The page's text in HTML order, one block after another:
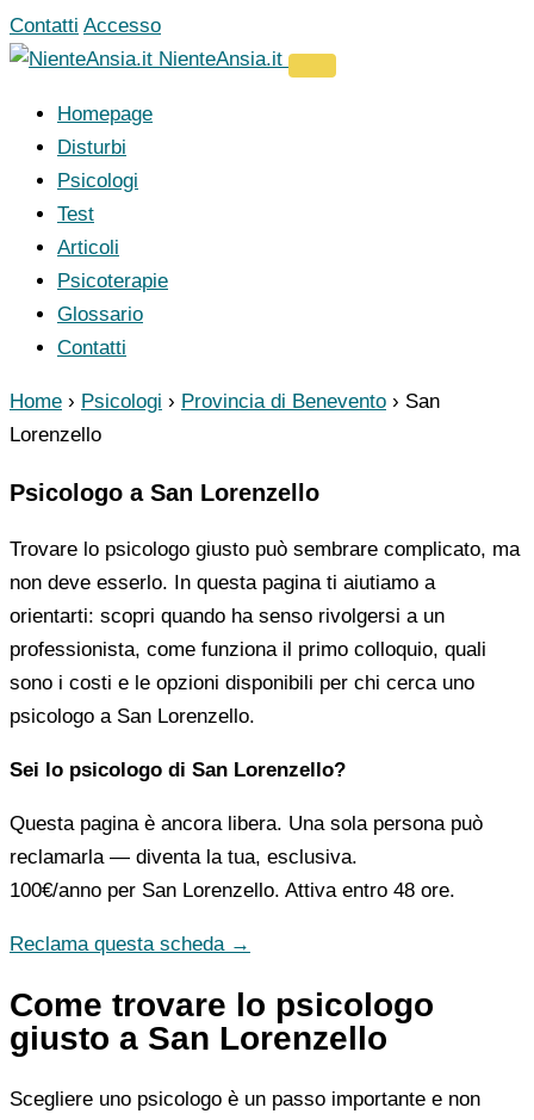
Vai
al
Contatti Accesso
NienteAnsia.it
Homepage
Disturbi
Psicologi
Test
Articoli
Psicoterapie
Glossario
Contatti
Home › Psicologi › Provincia di Benevento › San
Lorenzello
Psicologo a San Lorenzello
Trovare lo psicologo giusto può sembrare complicato, ma
non deve esserlo. In questa pagina ti aiutiamo a
orientarti: scopri quando ha senso rivolgersi a un
professionista, come funziona il primo colloquio, quali
sono i costi e le opzioni disponibili per chi cerca uno
psicologo a San Lorenzello.
Sei lo psicologo di San Lorenzello?
Questa pagina è ancora libera. Una sola persona può
reclamarla — diventa la tua, esclusiva.
100€/anno per San Lorenzello. Attiva entro 48 ore.
Reclama questa scheda →
Come trovare lo psicologo
giusto a San Lorenzello
Scegliere uno psicologo è un passo importante e non